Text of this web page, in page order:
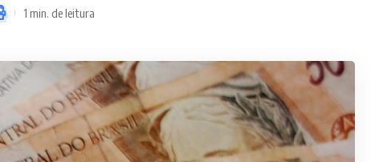
1 min. de leitura